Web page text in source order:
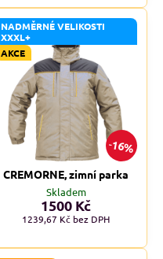
16%
NADMĚRNÉ VELIKOSTI
XXXL+
AKCE
CREMORNE, zimní parka
Skladem
1500 Kč
1239,67 Kč bez DPH